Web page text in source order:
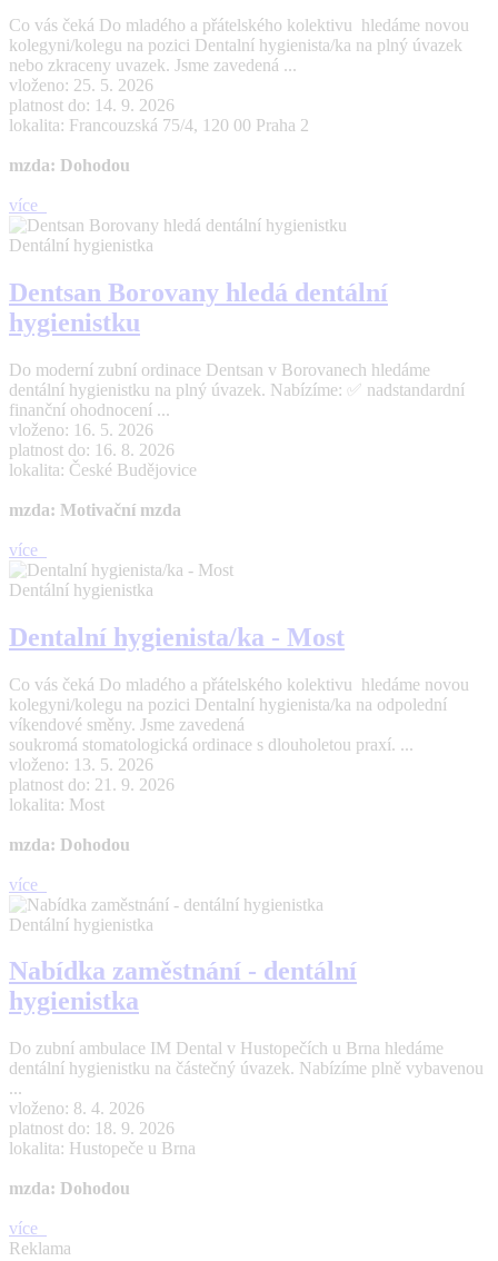
Co vás čeká Do mladého a přátelského kolektivu hledáme novou
kolegyni/kolegu na pozici Dentalní hygienista/ka na plný úvazek
nebo zkraceny uvazek. Jsme zavedená ...
vloženo: 25. 5. 2026
platnost do: 14. 9. 2026
lokalita: Francouzská 75/4, 120 00 Praha 2
mzda: Dohodou
více
Dentální hygienistka
Dentsan Borovany hledá dentální
hygienistku
Do moderní zubní ordinace Dentsan v Borovanech hledáme
dentální hygienistku na plný úvazek. Nabízíme: ✅ nadstandardní
finanční ohodnocení ...
vloženo: 16. 5. 2026
platnost do: 16. 8. 2026
lokalita: České Budějovice
mzda: Motivační mzda
více
Dentální hygienistka
Dentalní hygienista/ka - Most
Co vás čeká Do mladého a přátelského kolektivu hledáme novou
kolegyni/kolegu na pozici Dentalní hygienista/ka na odpolední
víkendové směny. Jsme zavedená
soukromá stomatologická ordinace s dlouholetou praxí. ...
vloženo: 13. 5. 2026
platnost do: 21. 9. 2026
lokalita: Most
mzda: Dohodou
více
Dentální hygienistka
Nabídka zaměstnání - dentální
hygienistka
Do zubní ambulace IM Dental v Hustopečích u Brna hledáme
dentální hygienistku na částečný úvazek. Nabízíme plně vybavenou
...
vloženo: 8. 4. 2026
platnost do: 18. 9. 2026
lokalita: Hustopeče u Brna
mzda: Dohodou
více
Reklama